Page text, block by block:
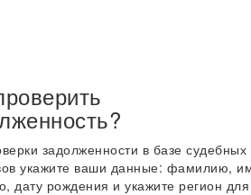
задолженности в базе судебных
укажите ваши данные: фамилию,
дату рождения и укажите регион для